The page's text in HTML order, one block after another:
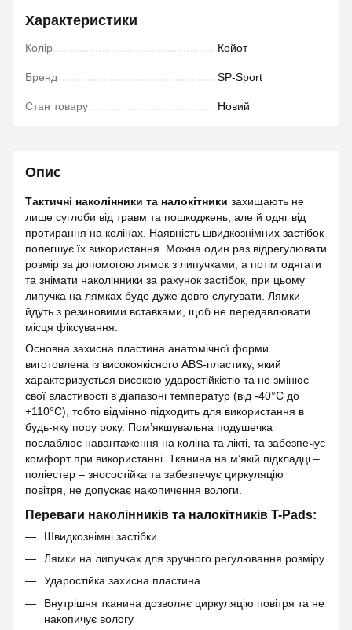
Характеристики
Колір Койот
Бренд SP-Sport
Стан товару Новий
Опис
Тактичні наколінники та налокітники захищають не
лише суглоби від травм та пошкоджень, але й одяг від
протирання на колінах. Наявність швидкознімних застібок
полегшує їх використання. Можна один раз відрегулювати
розмір за допомогою лямок з липучками, а потім одягати
та знімати наколінники за рахунок застібок, при цьому
липучка на лямках буде дуже довго слугувати. Лямки
йдуть з резиновими вставками, щоб не передавлювати
місця фіксування.
Основна захисна пластина анатомічної форми
виготовлена із високоякісного ABS-пластику, який
характеризується високою ударостійкістю та не змінює
свої властивості в діапазоні температур (від -40°С до
+110°С), тобто відмінно підходить для використання в
будь-яку пору року. Пом’якшувальна подушечка
послаблює навантаження на коліна та лікті, та забезпечує
комфорт при використанні. Тканина на м’якій підкладці –
поліестер – зносостійка та забезпечує циркуляцію
повітря, не допускає накопичення вологи.
Переваги наколінників та налокітників T-Pads:
Швидкознімні застібки
Лямки на липучках для зручного регулювання розміру
Ударостійка захисна пластина
Внутрішня тканина дозволяє циркуляцію повітря та не
накопичує вологу